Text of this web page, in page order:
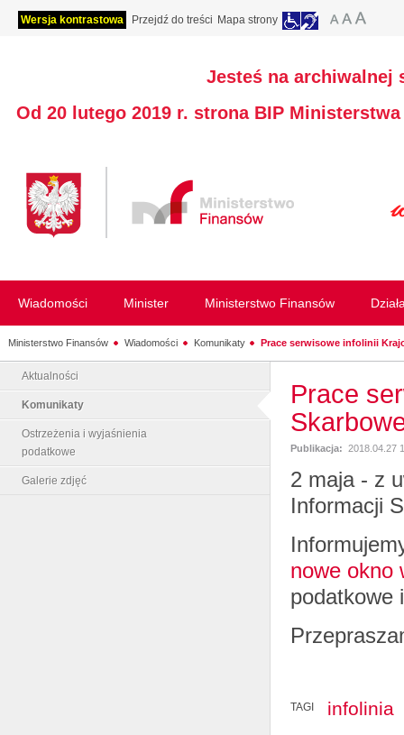
Wersja kontrastowa Przejdź do treści Mapa strony
Jesteś na archiwalnej
Od 20 lutego 2019 r. strona BIP
Wiadomości Minister Ministerstwo Finansów
Ministerstwo Finansów Wiadomości Komunikaty Prace serwisowe infolinii
Aktualności
Komunikaty
Ostrzeżenia i wyjaśnienia
podatkowe
Galerie zdjęć
Prace
Publikacja: 2018.04.27
2 maja - z
Informacji
nowe okno
podatkowe
TAGI infolinia